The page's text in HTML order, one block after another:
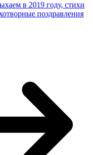
в 2019 году, стихи
поздравления